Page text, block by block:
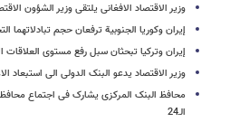
وزیر الاقتصاد الافغانی یلتقی وزیر الشؤون
إیران وکوریا الجنوبیة ترفعان حجم تبادلاتهما
إیران وترکیا تبحثان سبل رفع مستوی العلاقات
وزیر الاقتصاد یدعو البنک الدولی الی استبعاد
محافظ البنک المرکزی یشارک فی اجتماع
الـ24